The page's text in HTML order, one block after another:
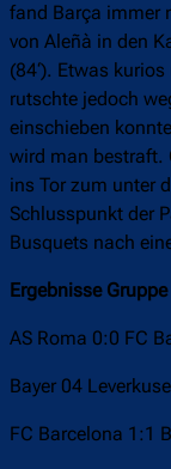
fand Barça immer
von Aleñà in den
(84‘). Etwas
rutschte jedoch
einschieben
wird man bestraft.
ins Tor zum unter
Schlusspunkt der
Busquets nach
Ergebnisse Gruppe
AS Roma 0:0 FC
Bayer 04
FC Barcelona 1:1